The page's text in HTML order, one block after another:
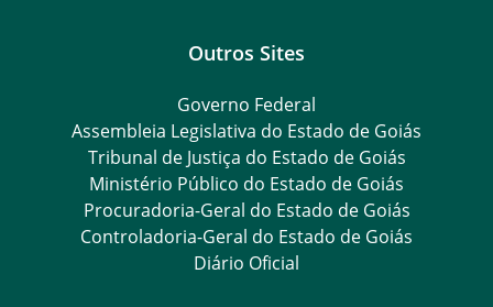
Outros Sites
Governo Federal
Assembleia Legislativa do Estado de Goiás
Tribunal de Justiça do Estado de Goiás
Ministério Público do Estado de Goiás
Procuradoria-Geral do Estado de Goiás
Controladoria-Geral do Estado de Goiás
Diário Oficial